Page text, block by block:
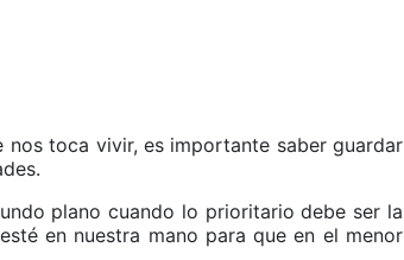
toca vivir, es importante saber guardar
plano cuando lo prioritario debe ser la
en nuestra mano para que en el menor